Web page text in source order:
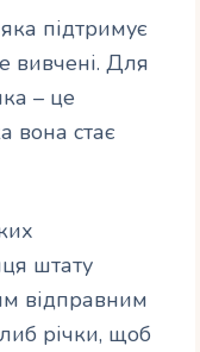
підтримує
вивчені. Для
– це
вона стає
штату
відправним
річки, щоб